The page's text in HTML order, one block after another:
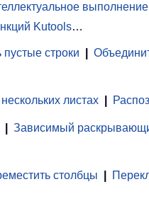
выполнение
Kutools…
пустые строки
листах
Зависимый
столбцы